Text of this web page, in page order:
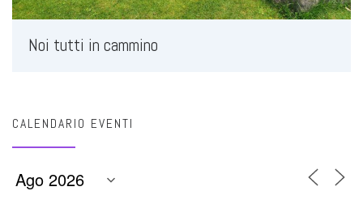
Noi tutti in cammino
CALENDARIO EVENTI